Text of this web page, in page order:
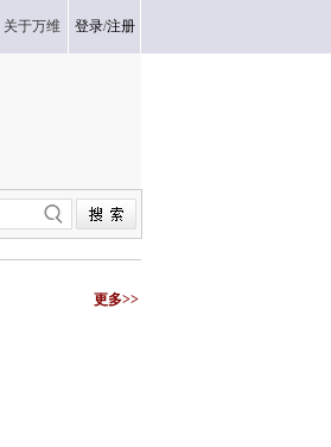
关于万维 登录/注册
更多>>